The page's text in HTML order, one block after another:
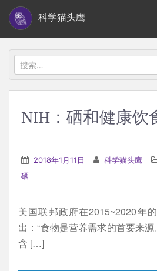
i
科学猫头鹰
搜
索：
NIH：硒和健康饮
2018年1月11日 科学猫头鹰
硒
美国联邦政府在2015~2020年
出：“食物是营养需求的首要来
含 […]